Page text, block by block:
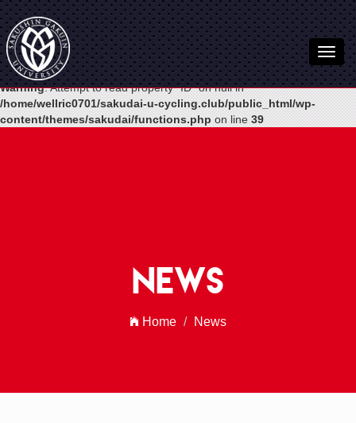
Warning: Undefined variable $post in/home/wellric0701/sakudai-u-
cycling.club/public_html/wp-
content/themes/sakudai/functions.phpon line 54
Warning: Attempt to read property "ID" on null in
/home/wellric0701/sakudai-u-cycling.club/public_html/wp-
content/themes/sakudai/functions.php on line 39
News
Home News